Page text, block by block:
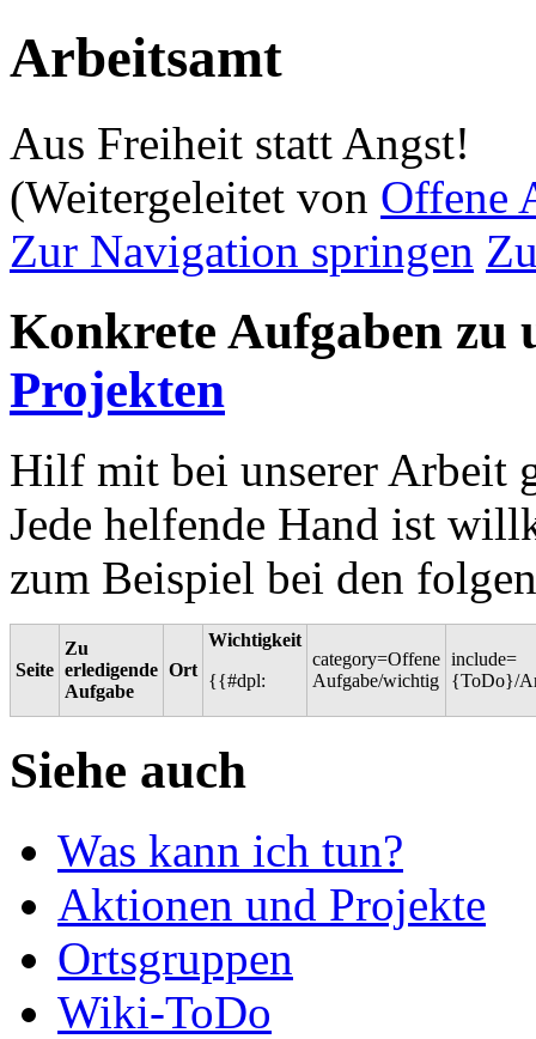
Arbeitsamt
Aus Freiheit statt Angst!
(Weitergeleitet von Offene
Zur Navigation springen
Konkrete Aufgaben zu
Projekten
Hilf mit bei unserer Arbeit
Jede helfende Hand ist
zum Beispiel bei den
Seite
Zu
erledigende
Aufgabe
Ort
Wichtigkeit
{{#dpl:
category=Offene
Aufgabe/wichtig
include=
{ToDo}/
Siehe auch
Was kann ich tun?
Aktionen und Projekte
Ortsgruppen
Wiki-ToDo